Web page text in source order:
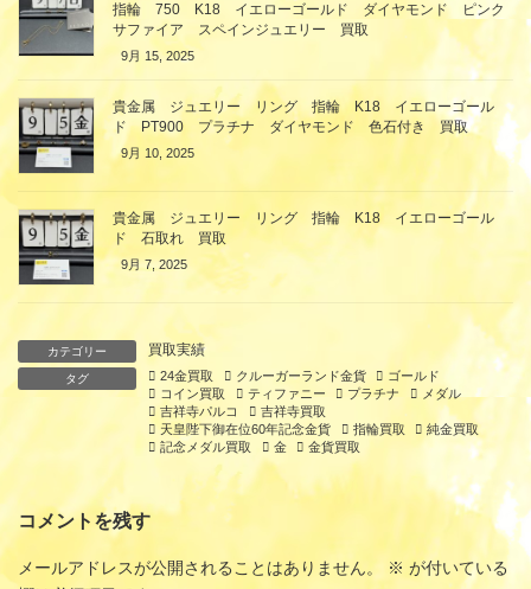
指輪 750 K18 イエローゴールド ダイヤモンド ピンク
サファイア スペインジュエリー 買取
9月 15, 2025
貴金属 ジュエリー リング 指輪 K18 イエローゴール
ド PT900 プラチナ ダイヤモンド 色石付き 買取
9月 10, 2025
貴金属 ジュエリー リング 指輪 K18 イエローゴール
ド 石取れ 買取
9月 7, 2025
カテゴリー 買取実績
タグ 24金買取 クルーガーランド金貨
ゴールド
コイン買取
ティファニー プラチナ
メダル
吉祥寺パルコ
吉祥寺買取
天皇陛下御在位60年記念金貨
指輪買取
純金買取
記念メダル買取
金 金貨買取
コメントを残す
メールアドレスが公開されることはありません。 ※ が付いている